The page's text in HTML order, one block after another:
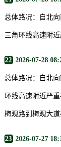
总体路况：自北
三角环线高速附近
22 2026-07-28
总体路况：自北
环线高速附近严
梅观路到梅观大道
23 2026-07-27